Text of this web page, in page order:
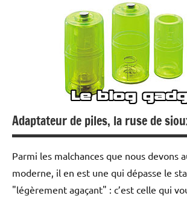
Adaptateur de piles, la ruse de
Parmi les malchances que nous devons
moderne, il en est une qui dépasse le
"légèrement agaçant" : c’est celle qui